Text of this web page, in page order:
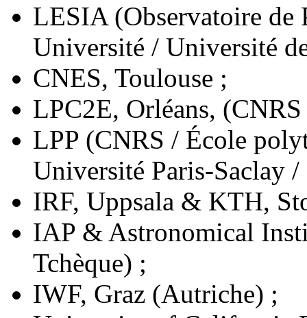
LESIA (Observatoire de
Université / Université
CNES, Toulouse ;
LPC2E, Orléans,
LPP (CNRS / École
Université Paris-Saclay
IRF, Uppsala & KTH,
IAP & Astronomical
Tchèque) ;
IWF, Graz (Autriche) ;